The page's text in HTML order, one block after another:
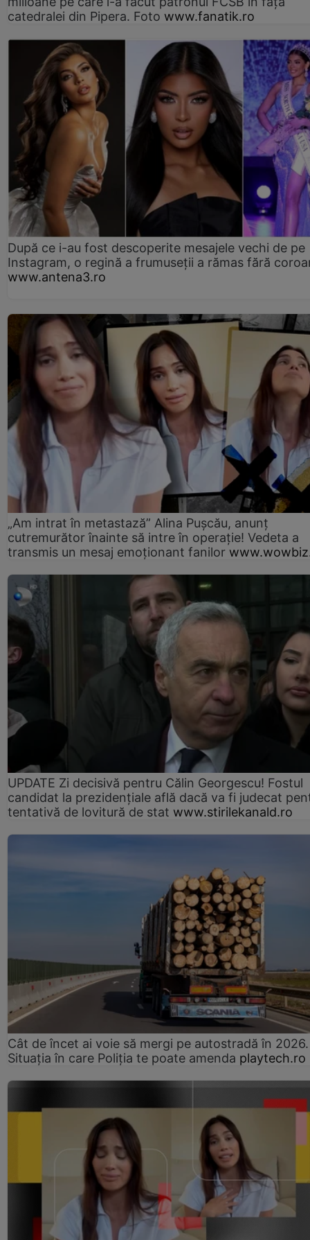
catedralei din Pipera. Foto www.fanatik.ro
După ce i-au fost descoperite mesajele vechi de pe
Instagram, o regină a frumuseții a rămas fără
www.antena3.ro
„Am intrat în metastază” Alina Pușcău, anunț
cutremurător înainte să intre în operație! Vedeta a
transmis un mesaj emoționant fanilor
UPDATE Zi decisivă pentru Călin Georgescu! Fostul
candidat la prezidențiale află dacă va fi judecat
tentativă de lovitură de stat www.stirilekanald.ro
Cât de încet ai voie să mergi pe autostradă în 2026.
Situația în care Poliția te poate amenda playtech.ro